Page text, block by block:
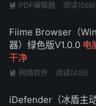
 PDF编辑器 阅读(569)
Fiime Browser（
器）绿色版V1.0.0 电
干净
 网络软件 阅读(495)
iDefender（冰盾主